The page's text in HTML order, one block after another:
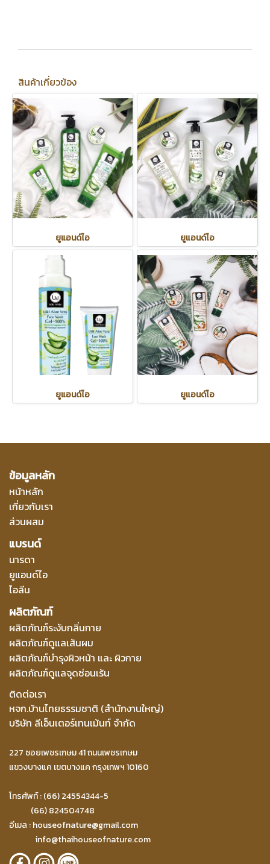
สินค้าเกี่ยวข้อง
ยูแอนด์ไอ ยูแอนด์ไอ
ยูแอนด์ไอ ยูแอนด์ไอ
ข้อมูลหลัก
หน้าหลัก
เกี่ยวกับเรา
ส่วนผสม
แบรนด์
นารดา
ยูแอนด์ไอ
ไอลีน
ผลิตภัณฑ์
ผลิตภัณฑ์ระงับกลิ่นกาย
ผลิตภัณฑ์ดูแลเส้นผม
ผลิตภัณฑ์บำรุงผิวหน้า และ ผิวกาย
ผลิตภัณฑ์ดูแลจุดซ่อนเร้น
ติดต่อเรา
หจก.บ้านไทยธรรมชาติ (สำนักงานใหญ่)
บริษัท ลีเอ็นเตอร์เทนเม้นท์ จำกัด
227 ซอยเพชรเกษม 41 ถนนเพชรเกษม
แขวงบางแค เขตบางแค กรุงเทพฯ 10160
โทรศัพท์ : (66) 24554344-5
(66) 824504748
อีเมล :houseofnature@gmail.com
info@thaihouseofnature.com